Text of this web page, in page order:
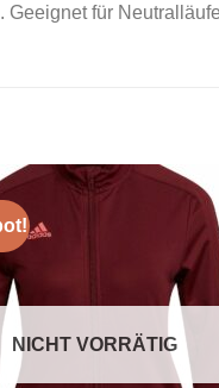
für
Add
NICHT VORRÄTIG